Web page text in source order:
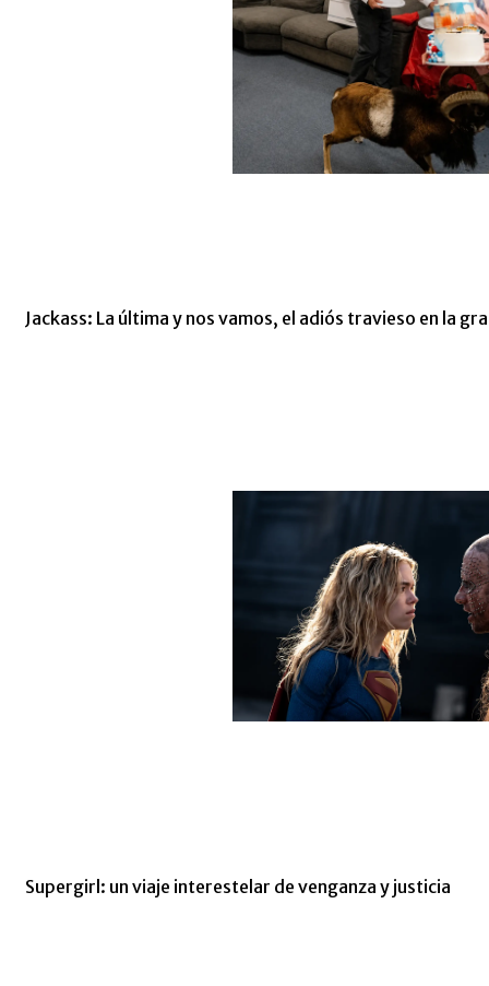
Jackass: La última y nos vamos, el adiós travieso en la
Supergirl: un viaje interestelar de venganza y justicia